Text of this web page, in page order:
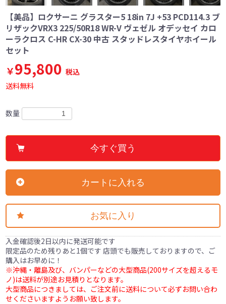
【美品】ロクサーニ グラスター5 18in 7J +53 PCD114.3 ブ
リザックVRX3 225/50R18 WR-V ヴェゼル オデッセイ カロ
ーラクロス C-HR CX-30 中古 スタッドレスタイヤホイール
セット
￥95,800 税込
送料無料
数量
今すぐ買う
カートに入れる
お気に入り
入金確認後2日以内に発送可能です
限定品のため残りあと1個です 店頭でも販売しておりますので、ご
購入はお早めに！
※沖縄・離島及び、バンパーなどの大型商品(200サイズを超えるモ
ノ)は送料が別途お見積りとなります。
大型商品につきましては、ご注文前に送料について必ずお問い合わ
せくださいますようお願い致します。